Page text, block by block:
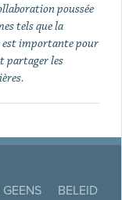
poussée
tels que la
importante pour
partager les
BELEID